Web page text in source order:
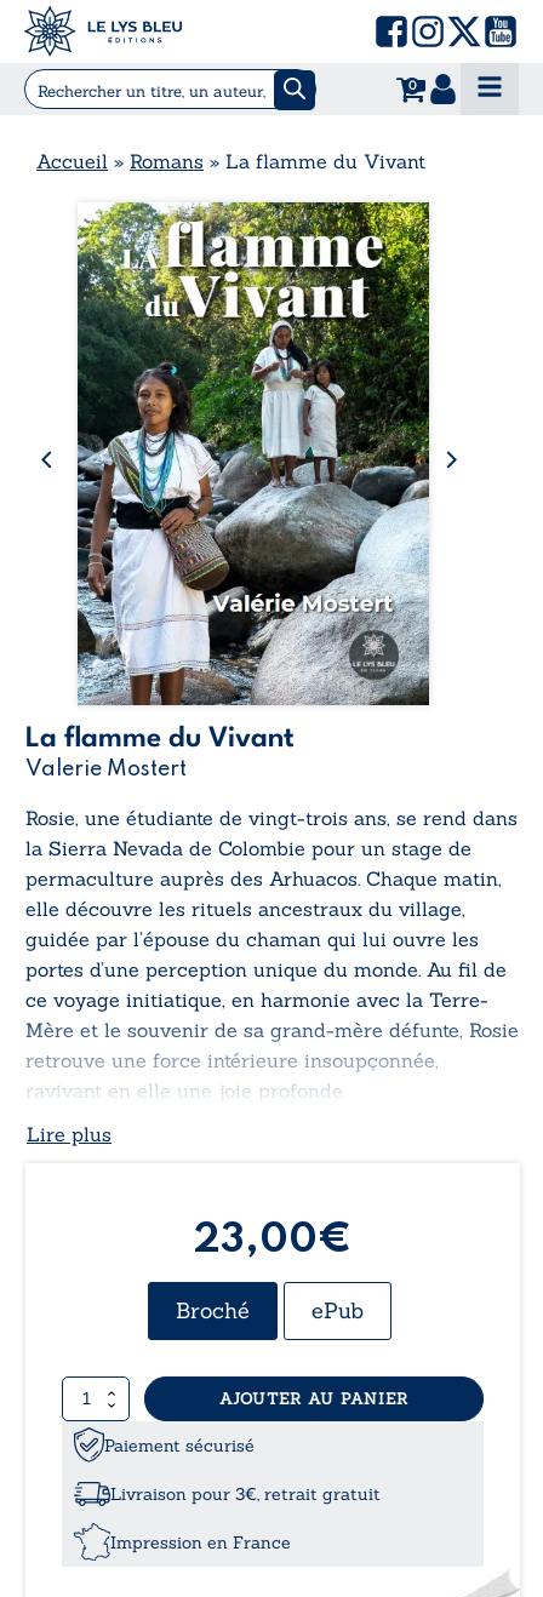
0
Accueil » Romans » La flamme du Vivant
La flamme du Vivant
Valerie Mostert
Rosie, une étudiante de vingt-trois ans, se rend dans
la Sierra Nevada de Colombie pour un stage de
permaculture auprès des Arhuacos. Chaque matin,
elle découvre les rituels ancestraux du village,
guidée par l’épouse du chaman qui lui ouvre les
portes d’une perception unique du monde. Au fil de
ce voyage initiatique, en harmonie avec la Terre-
Mère et le souvenir de sa grand-mère défunte, Rosie
retrouve une force intérieure insoupçonnée,
ravivant en elle une joie profonde.
Lire plus
23,00€
Broché ePub
quantité
de
La
flamme
du
Vivant
AJOUTER AU PANIER
Paiement sécurisé
Livraison pour 3€, retrait gratuit
Impression en France